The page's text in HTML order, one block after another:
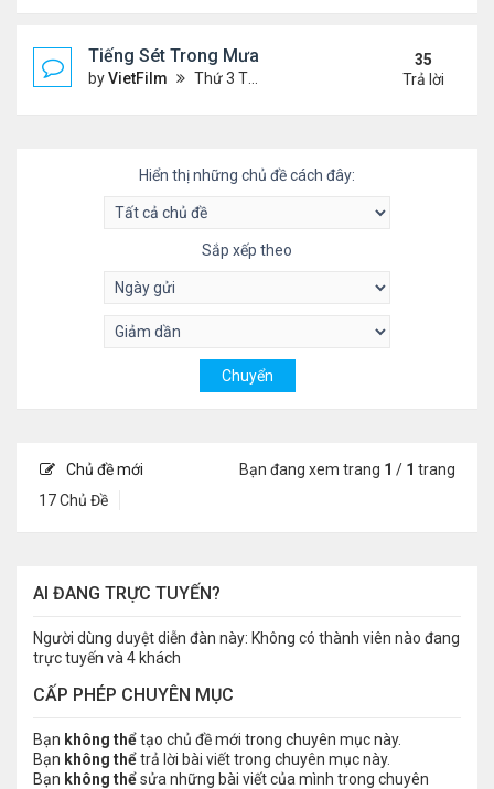
Tiếng Sét Trong Mưa (Lôi Vũ)
byVietFilm Thứ 3 Tháng 10 20, 2020 9:50 pm
35
Trả lời
Hiển thị những chủ đề cách đây:
Sắp xếp theo
Chủ đề mới
17 Chủ Đề
Bạn đang xem trang 1 / 1 trang
AI ĐANG TRỰC TUYẾN?
Người dùng duyệt diễn đàn này: Không có thành viên nào đang
trực tuyến và 4 khách
CẤP PHÉP CHUYÊN MỤC
Bạn không thểtạo chủ đề mới trong chuyên mục này.
Bạn không thểtrả lời bài viết trong chuyên mục này.
Bạn không thểsửa những bài viết của mình trong chuyên